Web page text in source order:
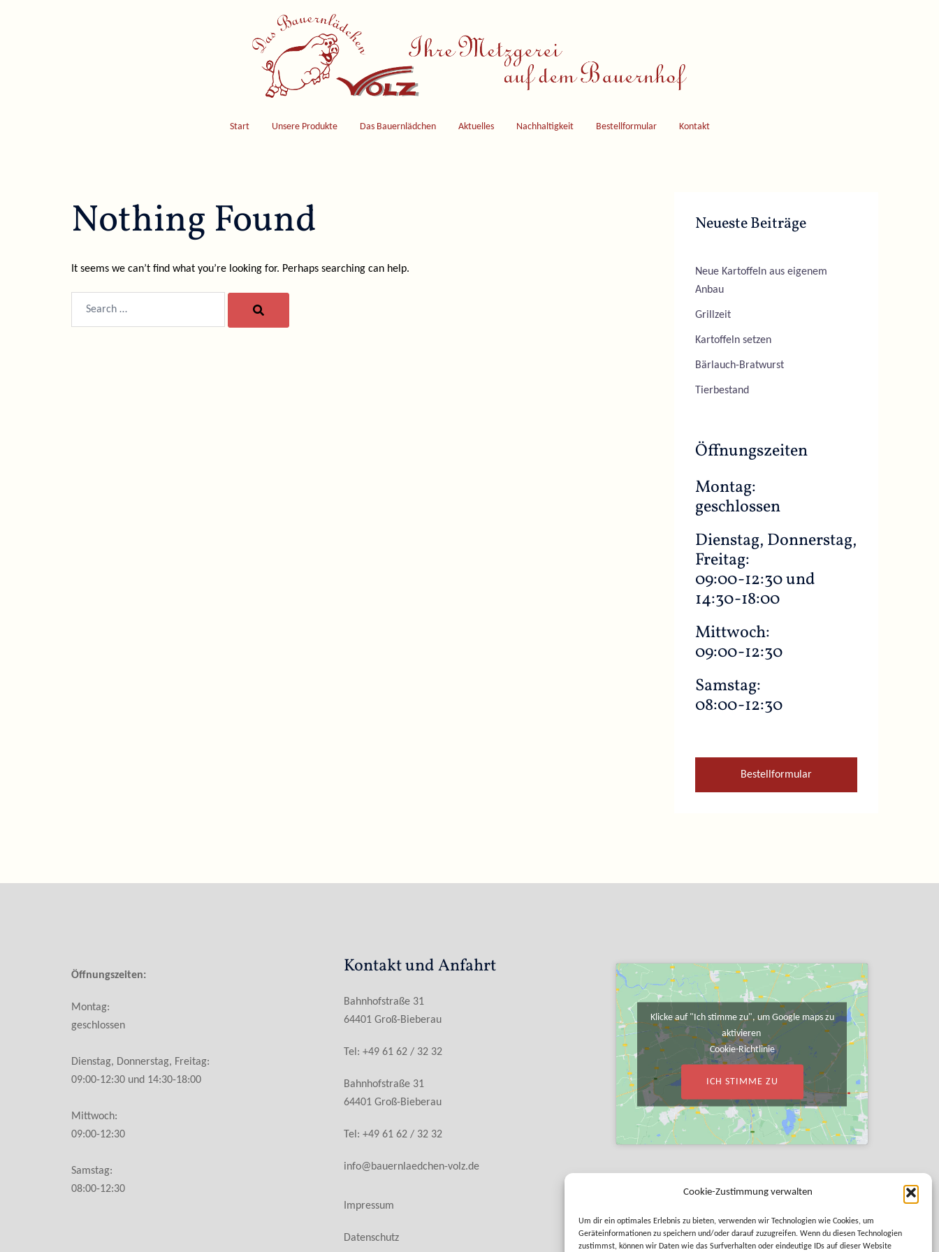
Cookie-Zustimmung verwalten
Um dir ein optimales Erlebnis zu bieten, verwenden wir Technologien wie Cookies, um
Geräteinformationen zu speichern und/oder darauf zuzugreifen. Wenn du diesen Technologien
zustimmst, können wir Daten wie das Surfverhalten oder eindeutige IDs auf dieser Website
Start Unsere Produkte Das Bauernlädchen Aktuelles Nachhaltigkeit Bestellformular Kontakt
Nothing Found
It seems we can’t find what you’re looking for. Perhaps searching can help.
Neueste Beiträge
Neue Kartoffeln aus eigenem
Anbau
Grillzeit
Kartoffeln setzen
Bärlauch-Bratwurst
Tierbestand
Öffnungszeiten
Montag:
geschlossen
Dienstag, Donnerstag,
Freitag:
09:00-12:30 und
14:30-18:00
Mittwoch:
09:00-12:30
Samstag:
08:00-12:30
Bestellformular
Öffnungszeiten:
Montag:
geschlossen
Dienstag, Donnerstag, Freitag:
09:00-12:30 und 14:30-18:00
Mittwoch:
09:00-12:30
Samstag:
08:00-12:30
Kontakt und Anfahrt
Bahnhofstraße 31
64401 Groß-Bieberau
Tel: +49 61 62 / 32 32
Bahnhofstraße 31
64401 Groß-Bieberau
Tel: +49 61 62 / 32 32
info@bauernlaedchen-volz.de
Impressum
Datenschutz
Klicke auf "Ich stimme zu", um Google maps zu
aktivieren
Cookie-Richtlinie
ICH STIMME ZU